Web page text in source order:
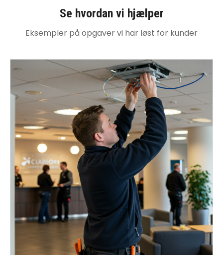
Se hvordan vi hjælper
Eksempler på opgaver vi har løst for kunder